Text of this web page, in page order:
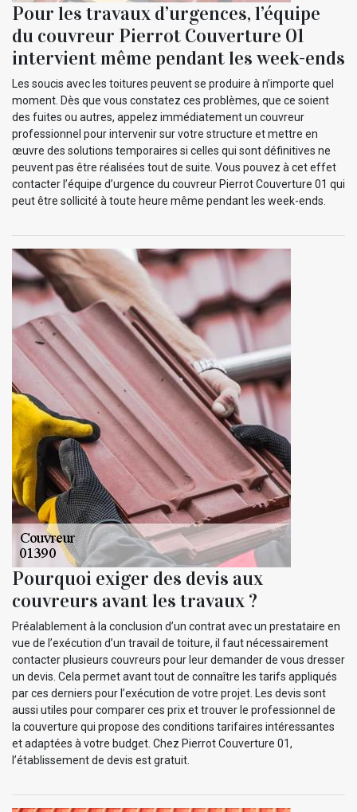
Pour les travaux d’urgences, l’équipe
du couvreur Pierrot Couverture 01
intervient même pendant les week-ends
Les soucis avec les toitures peuvent se produire à n’importe quel
moment. Dès que vous constatez ces problèmes, que ce soient
des fuites ou autres, appelez immédiatement un couvreur
professionnel pour intervenir sur votre structure et mettre en
œuvre des solutions temporaires si celles qui sont définitives ne
peuvent pas être réalisées tout de suite. Vous pouvez à cet effet
contacter l’équipe d’urgence du couvreur Pierrot Couverture 01 qui
peut être sollicité à toute heure même pendant les week-ends.
Pourquoi exiger des devis aux
couvreurs avant les travaux ?
Préalablement à la conclusion d’un contrat avec un prestataire en
vue de l’exécution d’un travail de toiture, il faut nécessairement
contacter plusieurs couvreurs pour leur demander de vous dresser
un devis. Cela permet avant tout de connaître les tarifs appliqués
par ces derniers pour l’exécution de votre projet. Les devis sont
aussi utiles pour comparer ces prix et trouver le professionnel de
la couverture qui propose des conditions tarifaires intéressantes
et adaptées à votre budget. Chez Pierrot Couverture 01,
l’établissement de devis est gratuit.